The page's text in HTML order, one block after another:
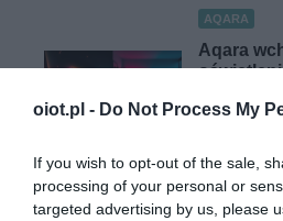
oiot.pl - Do Not Process My
If you wish to opt-out of the sale,
processing of your personal or
targeted advertising by us, please
AQARA
Aqara
OŚWIETLENIE